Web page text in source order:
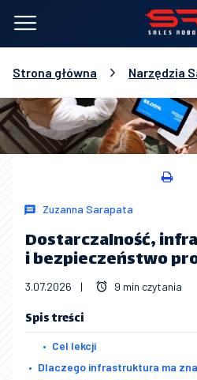
Strona główna Narzędzia
Zuzanna Sarapata
Dostarczalność,
i bezpieczeństwo
3.07.2026 | 9 min czytania
Spis treści
Cel lekcji
Dlaczego infrastruktura ma